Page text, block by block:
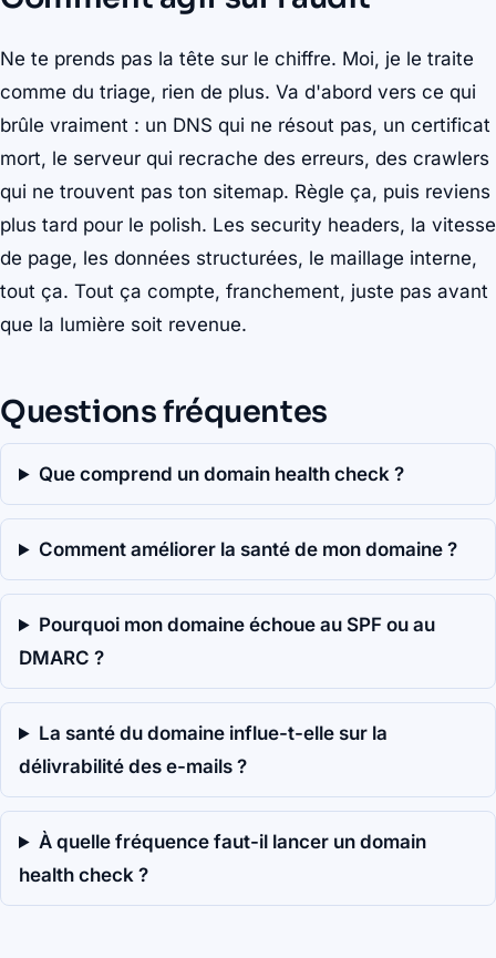
Ne te prends pas la tête sur le chiffre. Moi, je le traite
comme du triage, rien de plus. Va d'abord vers ce qui
brûle vraiment : un DNS qui ne résout pas, un certificat
mort, le serveur qui recrache des erreurs, des crawlers
qui ne trouvent pas ton sitemap. Règle ça, puis reviens
plus tard pour le polish. Les security headers, la vitesse
de page, les données structurées, le maillage interne,
tout ça. Tout ça compte, franchement, juste pas avant
que la lumière soit revenue.
Questions fréquentes
Que comprend un domain health check ?
Comment améliorer la santé de mon domaine ?
Pourquoi mon domaine échoue au SPF ou au
DMARC ?
La santé du domaine influe-t-elle sur la
délivrabilité des e-mails ?
À quelle fréquence faut-il lancer un domain
health check ?